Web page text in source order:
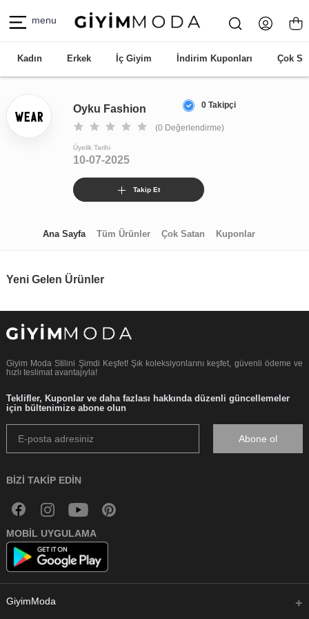
menu
Kadın Erkek İç Giyim İndirim Kuponları Çok
Oyku Fashion 0 Takipçi
(0 Değerlendirme)
Üyelik Tarihi
10-07-2025
Takip Et
Ana Sayfa Tüm Ürünler Çok Satan Kuponlar
Yeni Gelen Ürünler
Giyim Moda Stilini Şimdi Keşfet! Şık koleksiyonlarını keşfet, güvenli ödeme ve
hızlı teslimat avantajıyla!
Teklifler, Kuponlar ve daha fazlası hakkında düzenli güncellemeler
için bültenimize abone olun
Abone ol
BIZI TAKIP EDIN
MOBIL UYGULAMA
GiyimModa